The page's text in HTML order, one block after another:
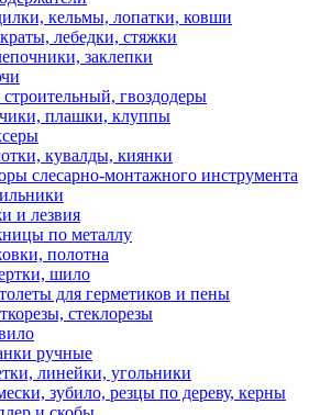
кельмы, лопатки, ковши
лебедки, стяжки
заклепки
гвоздодеры
плашки, клуппы
кувалды, киянки
слесарно-монтажного инструмента
и лезвия
по металлу
полотна
шило
для герметиков и пены
стеклорезы
ручные
линейки, угольники
зубило, резцы по дереву, керны